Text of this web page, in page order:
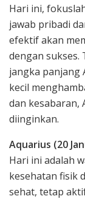
Hari ini,
jawab pribadi
efektif akan
dengan
jangka panjang
kecil
dan kesabaran,
diinginkan.
Aquarius (20
Hari ini adalah
kesehatan fisik
sehat, tetap